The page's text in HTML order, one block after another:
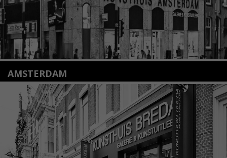
AMSTERDAM
Amstelveenseweg 135
1075 VX Amsterdam
+31 (0)20 2332546
info@kunsthuisamsterdam.nl
Lees meer